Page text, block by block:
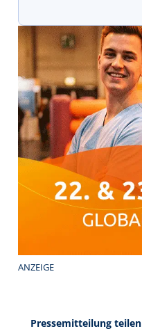
ANZEIGE
Pressemitteilung teilen